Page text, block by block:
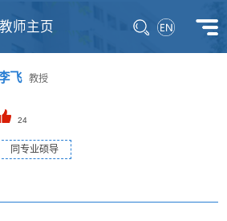
教师主页
飞教授
24
同专业硕导